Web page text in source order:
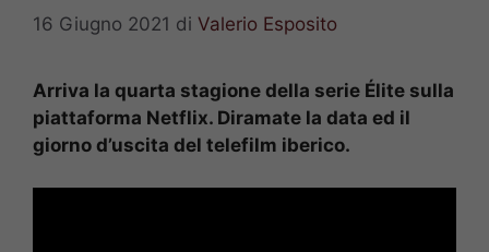
16 Giugno 2021 di Valerio Esposito
Arriva la quarta stagione della serie Élite sulla
piattaforma Netflix. Diramate la data ed il
giorno d’uscita del telefilm iberico.